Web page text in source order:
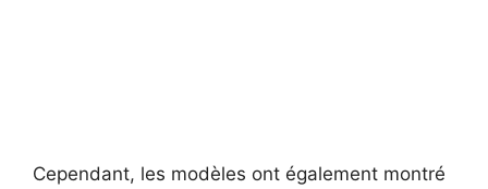
Cependant, les modèles ont également montré